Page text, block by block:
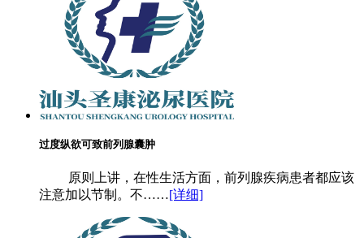
过度纵欲可致前列腺囊肿
原则上讲，在性生活方面，前列腺疾病患者都应该
注意加以节制。不……[详细]